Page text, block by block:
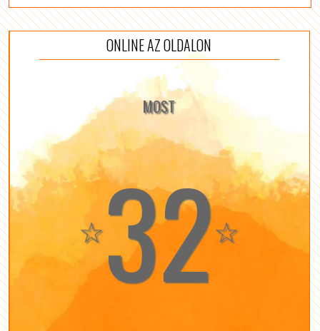
ONLINE AZ OLDALON
MOST
☆32☆